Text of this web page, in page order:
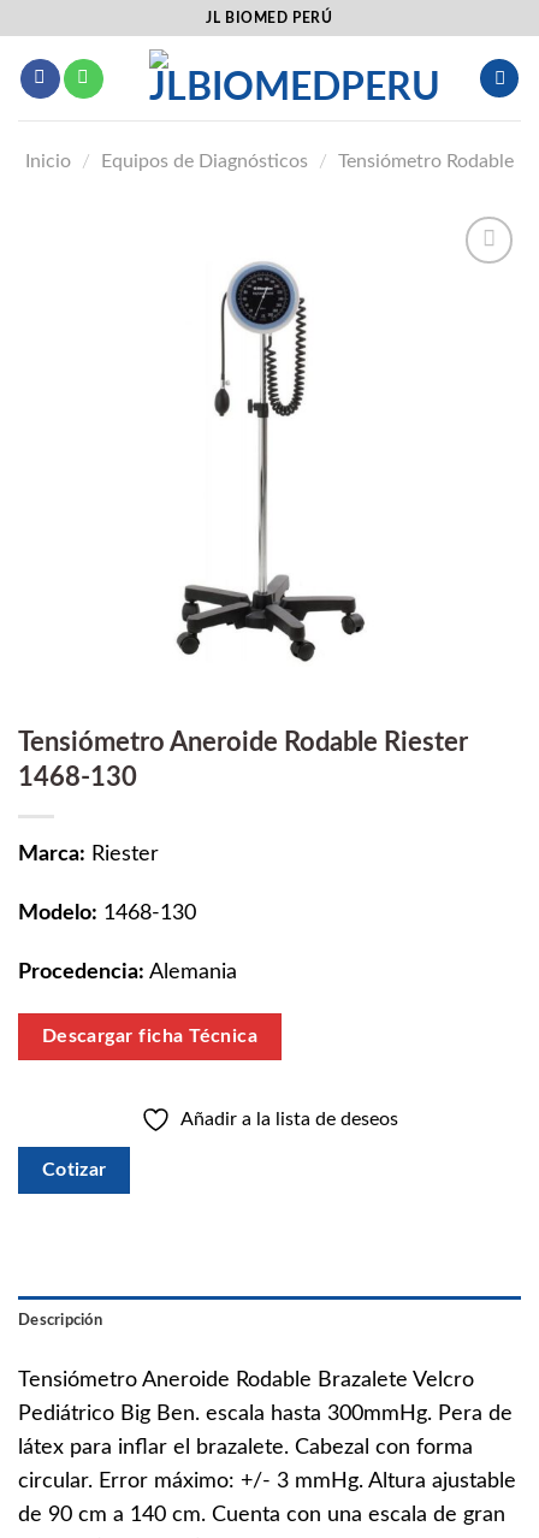
contenido
JL BIOMED PERÚ
Inicio / Equipos de Diagnósticos / Tensiómetro Rodable
Tensiómetro Aneroide Rodable Riester
1468-130
Marca: Riester
Modelo: 1468-130
Procedencia: Alemania
Descargar ficha Técnica
Añadir a la lista de deseos
Cotizar
Descripción
Tensiómetro Aneroide Rodable Brazalete Velcro
Pediátrico Big Ben. escala hasta 300mmHg. Pera de
látex para inflar el brazalete. Cabezal con forma
circular. Error máximo: +/- 3 mmHg. Altura ajustable
de 90 cm a 140 cm. Cuenta con una escala de gran